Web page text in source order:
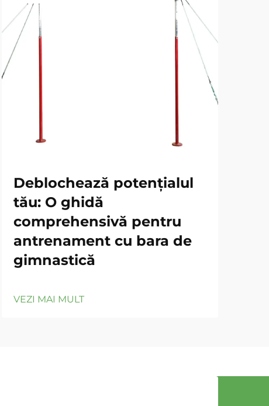
Deblochează potențialul
tău: O ghidă
comprehensivă pentru
antrenament cu bara de
gimnastică
VEZI MAI MULT